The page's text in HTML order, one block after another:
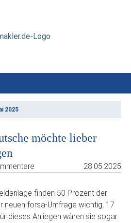
2025
möchte lieber
28.05.2025
finden 50 Prozent der
neuen forsa-Umfrage wichtig, 17
dieses Anliegen wären sie sogar